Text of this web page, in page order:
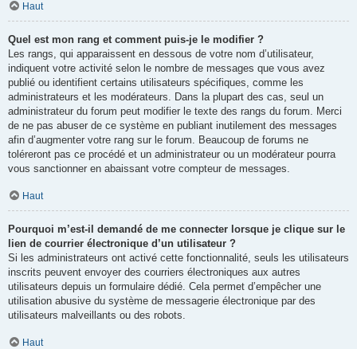
Haut
Quel est mon rang et comment puis-je le modifier ?
Les rangs, qui apparaissent en dessous de votre nom d’utilisateur,
indiquent votre activité selon le nombre de messages que vous avez
publié ou identifient certains utilisateurs spécifiques, comme les
administrateurs et les modérateurs. Dans la plupart des cas, seul un
administrateur du forum peut modifier le texte des rangs du forum. Merci
de ne pas abuser de ce système en publiant inutilement des messages
afin d’augmenter votre rang sur le forum. Beaucoup de forums ne
toléreront pas ce procédé et un administrateur ou un modérateur pourra
vous sanctionner en abaissant votre compteur de messages.
Haut
Pourquoi m’est-il demandé de me connecter lorsque je clique sur le
lien de courrier électronique d’un utilisateur ?
Si les administrateurs ont activé cette fonctionnalité, seuls les utilisateurs
inscrits peuvent envoyer des courriers électroniques aux autres
utilisateurs depuis un formulaire dédié. Cela permet d’empêcher une
utilisation abusive du système de messagerie électronique par des
utilisateurs malveillants ou des robots.
Haut